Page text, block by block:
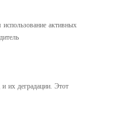
активных
их деградации. Этот